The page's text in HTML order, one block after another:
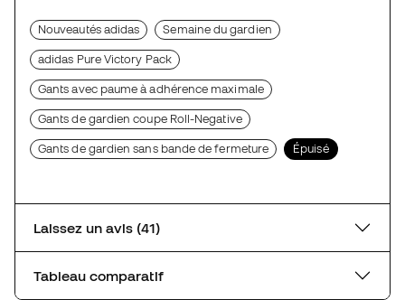
Nouveautés adidas Semaine du gardien
adidas Pure Victory Pack
Gants avec paume à adhérence maximale
Gants de gardien coupe Roll-Negative
Gants de gardien sans bande de fermeture Épuisé
Laissez un avis (41)
Tableau comparatif